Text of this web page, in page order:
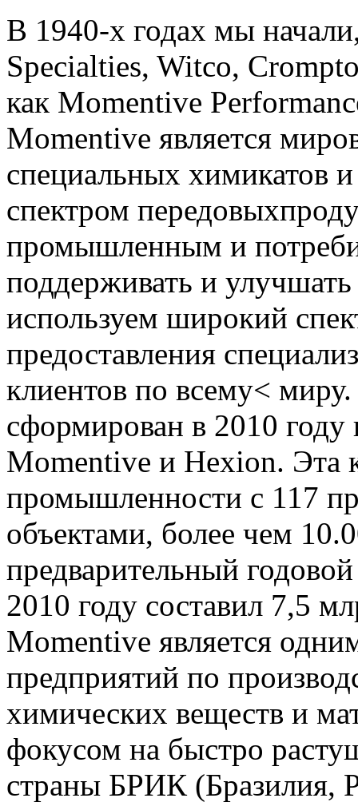
В 1940-х годах мы
Specialties, Witco,
как Momentive
Momentive является
специальных химикатов
спектром
промышленным и
поддерживать и
используем широкий
предоставления
клиентов по всему<
сформирован в 2010 году
Momentive и Hexion. Эта
промышленности с 117
объектами, более чем
предварительный
2010 году составил 7,5
Momentive является
предприятий по
химических веществ и
фокусом на быстро
страны БРИК (Бразилия,